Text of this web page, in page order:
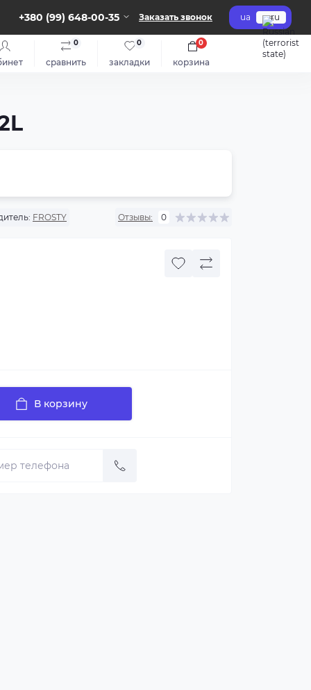
+380 (99) 648-00-35 Заказать звонок ua ru
сравнить
0
закладки
0
корзина
0
FROSTY Отзывы: 0
В корзину